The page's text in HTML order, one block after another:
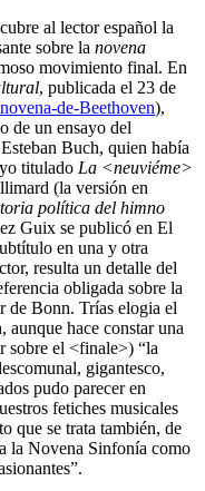
al lector español la
sobre la novena
movimiento final. En
, publicada el 23 de
de-Beethoven),
de un ensayo del
Buch, quien había
titulado La <neuviéme>
(la versión en
política del himno
Guix se publicó en El
en una y otra
resulta un detalle del
obligada sobre la
de Bonn. Trías elogia el
hace constar una
sobre el <finale>) “la
gigantesco,
pudo parecer en
fetiches musicales
que se trata también, de
la Novena Sinfonía como